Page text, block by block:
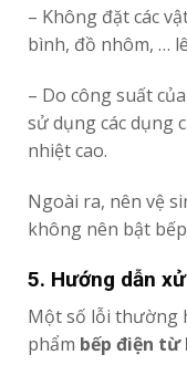
– Không đặt các
bình, đồ nhôm, …
– Do công suất
sử dụng các dụng
nhiệt cao.
Ngoài ra, nên vệ
không nên bật
5. Hướng dẫn
Một số lỗi thường
phẩm bếp điện từ